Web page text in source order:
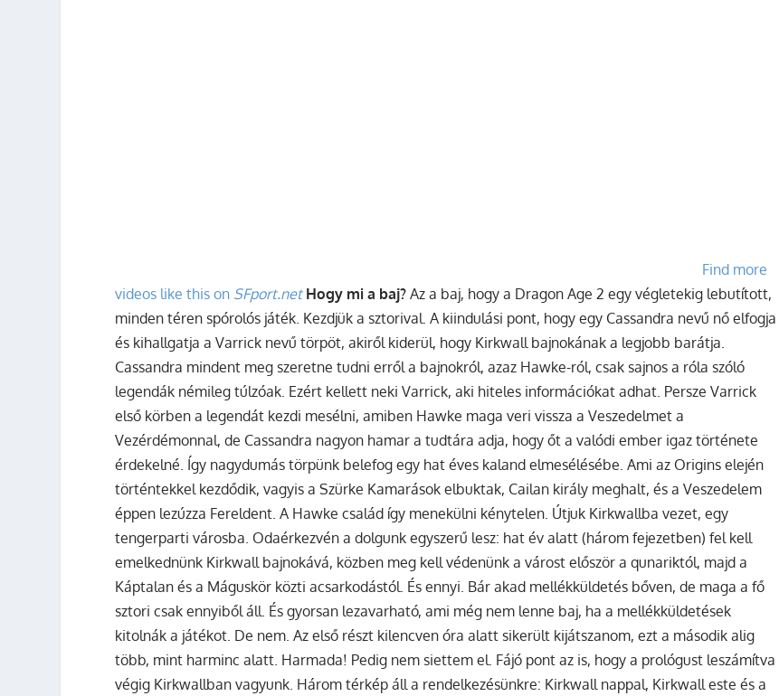
Find more
videos like this on SFport.net Hogy mi a baj? Az a baj, hogy a Dragon Age 2 egy végletekig lebutított,
minden téren spórolós játék. Kezdjük a sztorival. A kiindulási pont, hogy egy Cassandra nevű nő elfogja
és kihallgatja a Varrick nevű törpöt, akiről kiderül, hogy Kirkwall bajnokának a legjobb barátja.
Cassandra mindent meg szeretne tudni erről a bajnokról, azaz Hawke-ról, csak sajnos a róla szóló
legendák némileg túlzóak. Ezért kellett neki Varrick, aki hiteles információkat adhat. Persze Varrick
első körben a legendát kezdi mesélni, amiben Hawke maga veri vissza a Veszedelmet a
Vezérdémonnal, de Cassandra nagyon hamar a tudtára adja, hogy őt a valódi ember igaz története
érdekelné. Így nagydumás törpünk belefog egy hat éves kaland elmesélésébe. Ami az Origins elején
történtekkel kezdődik, vagyis a Szürke Kamarások elbuktak, Cailan király meghalt, és a Veszedelem
éppen lezúzza Fereldent. A Hawke család így menekülni kénytelen. Útjuk Kirkwallba vezet, egy
tengerparti városba. Odaérkezvén a dolgunk egyszerű lesz: hat év alatt (három fejezetben) fel kell
emelkednünk Kirkwall bajnokává, közben meg kell védenünk a várost először a qunariktól, majd a
Káptalan és a Máguskör közti acsarkodástól. És ennyi. Bár akad mellékküldetés bőven, de maga a fő
sztori csak ennyiből áll. És gyorsan lezavarható, ami még nem lenne baj, ha a mellékküldetések
kitolnák a játékot. De nem. Az első részt kilencven óra alatt sikerült kijátszanom, ezt a második alig
több, mint harminc alatt. Harmada! Pedig nem siettem el. Fájó pont az is, hogy a prológust leszámítva
végig Kirkwallban vagyunk. Három térkép áll a rendelkezésünkre: Kirkwall nappal, Kirkwall este és a